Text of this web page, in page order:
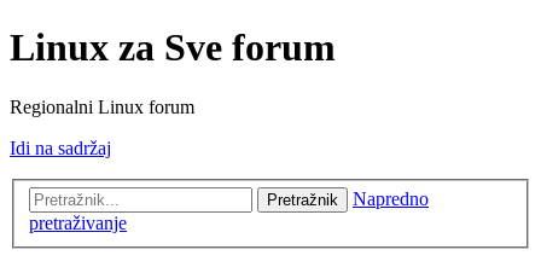
Linux za Sve forum
Regionalni Linux forum
Idi na sadržaj
Pretražnik
Napredno
pretraživanje